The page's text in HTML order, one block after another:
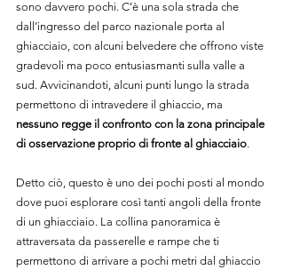
sono davvero pochi. C’è una sola strada che
dall’ingresso del parco nazionale porta al
ghiacciaio, con alcuni belvedere che offrono viste
gradevoli ma poco entusiasmanti sulla valle a
sud. Avvicinandoti, alcuni punti lungo la strada
permettono di intravedere il ghiaccio, ma
nessuno regge il confronto con la zona principale
di osservazione proprio di fronte al ghiacciaio.
Detto ciò, questo è uno dei pochi posti al mondo
dove puoi esplorare così tanti angoli della fronte
di un ghiacciaio. La collina panoramica è
attraversata da passerelle e rampe che ti
permettono di arrivare a pochi metri dal ghiaccio